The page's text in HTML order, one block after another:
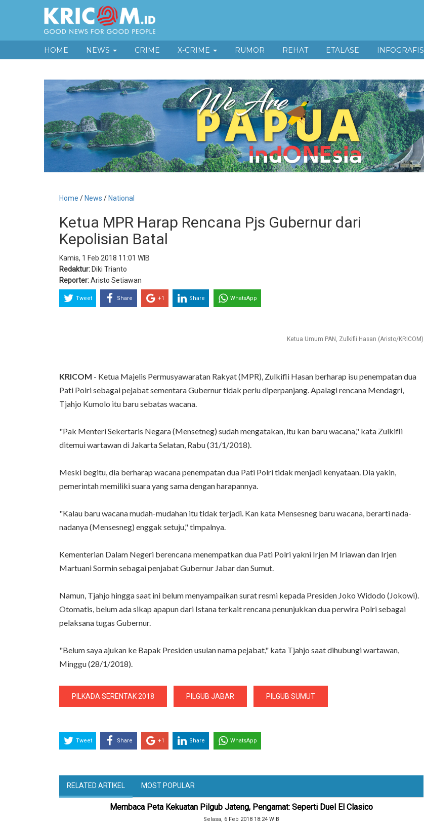
HOME NEWS CRIME X-CRIME RUMOR REHAT ETALASE INFOGRAFIS
Home / News / National
Ketua MPR Harap Rencana Pjs Gubernur dari
Kepolisian Batal
Kamis, 1 Feb 2018 11:01 WIB
Redaktur: Diki Trianto
Reporter:Aristo Setiawan
Tweet Share +1 Share WhatsApp
Ketua Umum PAN, Zulkifli Hasan (Aristo/KRICOM)
KRICOM - Ketua Majelis Permusyawaratan Rakyat (MPR), Zulkifli Hasan berharap isu penempatan dua
Pati Polri sebagai pejabat sementara Gubernur tidak perlu diperpanjang. Apalagi rencana Mendagri,
Tjahjo Kumolo itu baru sebatas wacana.
"Pak Menteri Sekertaris Negara (Mensetneg) sudah mengatakan, itu kan baru wacana," kata Zulkifli
ditemui wartawan di Jakarta Selatan, Rabu (31/1/2018).
Meski begitu, dia berharap wacana penempatan dua Pati Polri tidak menjadi kenyataan. Dia yakin,
pemerintah memiliki suara yang sama dengan harapannya.
"Kalau baru wacana mudah-mudahan itu tidak terjadi. Kan kata Mensesneg baru wacana, berarti nada-
nadanya (Mensesneg) enggak setuju," timpalnya.
Kementerian Dalam Negeri berencana menempatkan dua Pati Polri yakni Irjen M Iriawan dan Irjen
Martuani Sormin sebagai penjabat Gubernur Jabar dan Sumut.
Namun, Tjahjo hingga saat ini belum menyampaikan surat resmi kepada Presiden Joko Widodo (Jokowi).
Otomatis, belum ada sikap apapun dari Istana terkait rencana penunjukkan dua perwira Polri sebagai
pelaksana tugas Gubernur.
"Belum saya ajukan ke Bapak Presiden usulan nama pejabat," kata Tjahjo saat dihubungi wartawan,
Minggu (28/1/2018).
PILKADA SERENTAK 2018 PILGUB JABAR PILGUB SUMUT
Tweet Share +1 Share WhatsApp
RELATED ARTIKEL MOST POPULAR
Membaca Peta Kekuatan Pilgub Jateng, Pengamat: Seperti Duel El Clasico
Selasa, 6 Feb 2018 18:24 WIB